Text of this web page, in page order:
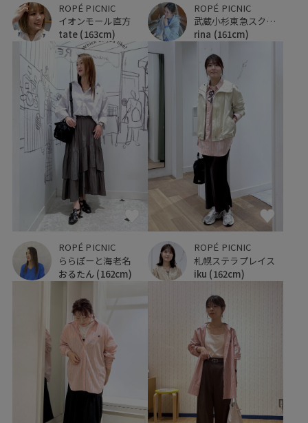
ROPÉ PICNIC
イオンモール直方
tate (163cm)
ROPÉ PICNIC
武蔵小杉東急スクエア
rina (161cm)
ROPÉ PICNIC
ららぽーと海老名
おるたん (162cm)
ROPÉ PICNIC
札幌ステラプレイス
iku (162cm)